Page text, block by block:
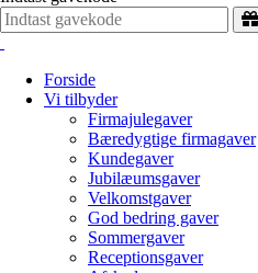
Forside
Vi tilbyder
Firmajulegaver
Bæredygtige firmagaver
Kundegaver
Jubilæumsgaver
Velkomstgaver
God bedring gaver
Sommergaver
Receptionsgaver